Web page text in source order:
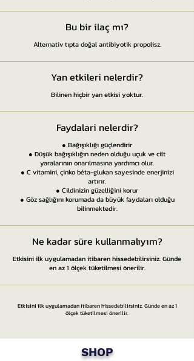
Bu bir ilaç mı?
Alternativ tıpta doğal antibiyotik propolisz.
Yan etkileri nelerdir?
Bilinen hiçbir yan etkisi yoktur.
Faydalari nelerdir?
● Bağışıklığı güçlendirir
● Düşük bağışıklığın neden olduğu uçuk ve cilt
yaralarının onarılmasına yardımcı olur.
● C vitamini, çinko béta-glukan sayesinde enerjinizi
artırır.
● Cildinizin güzelliğini korur
● Göz sağlığını korumada da büyük faydaları olduğu
bilinmektedir.
Ne kadar süre kullanmalıyım?
Etkisini ilk uygulamadan itibaren hissedebilirsiniz. Günde
en az 1 ölçek tüketilmesi önerilir.
Etkisini ilk uygulamadan itibaren hissedebilirsiniz. Günde en az 1
ölçek tüketilmesi önerilir.
SHOP